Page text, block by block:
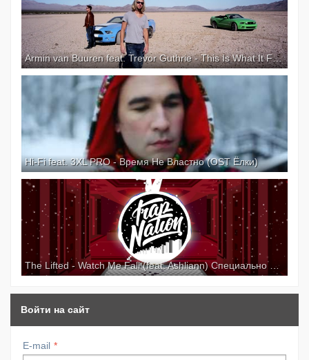
Armin van Buuren feat. Trevor Guthrie - This Is What It Feels Like
Hi-Fi feat. 3XL PRO - Время Не Властно (OST Ёлки)
The Lifted - Watch Me Fall (feat. Ashliann) Специально для Kirenga-smi
Войти на сайт
E-mail